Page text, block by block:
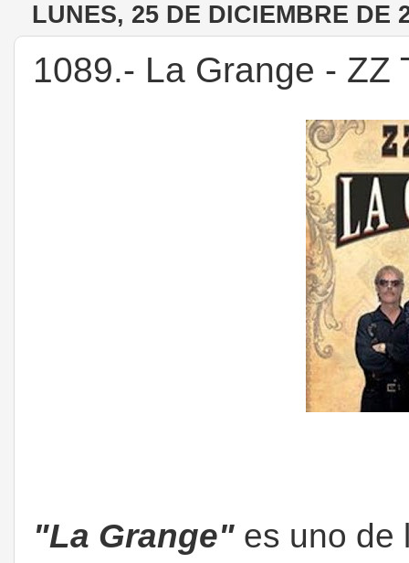
LUNES, 25 DE DICIEMBRE DE
1089.- La Grange - ZZ
"La Grange" es uno de